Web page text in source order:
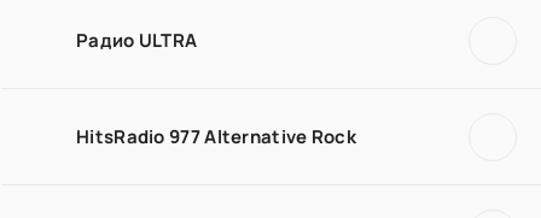
Радио ULTRA
HitsRadio 977 Alternative Rock